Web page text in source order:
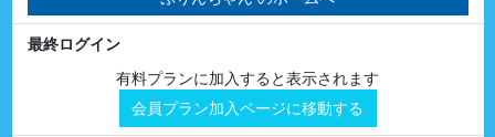
最終ログイン
有料プランに加入すると表示されます
会員プラン加入ページに移動する